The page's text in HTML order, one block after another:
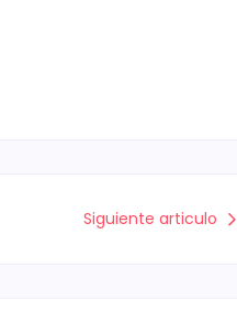
Siguiente articulo